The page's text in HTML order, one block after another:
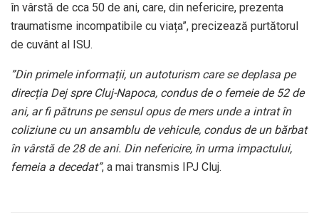
în vârstă de cca 50 de ani, care, din nefericire, prezenta
traumatisme incompatibile cu viața”, precizează purtătorul
de cuvânt al ISU.
”Din primele informații, un autoturism care se deplasa pe
direcția Dej spre Cluj-Napoca, condus de o femeie de 52 de
ani, ar fi pătruns pe sensul opus de mers unde a intrat în
coliziune cu un ansamblu de vehicule, condus de un bărbat
în vârstă de 28 de ani. Din nefericire, în urma impactului,
femeia a decedat”, a mai transmis IPJ Cluj.